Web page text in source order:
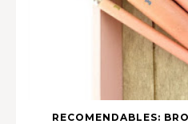
RECOMENDABLES: